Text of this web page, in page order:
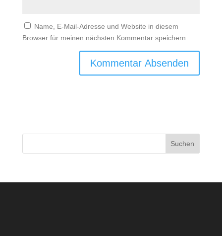
Name, E-Mail-Adresse und Website in diesem
Browser für meinen nächsten Kommentar speichern.
Suchen